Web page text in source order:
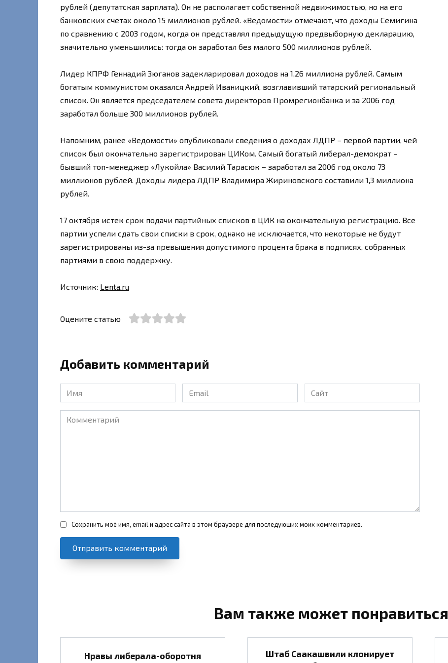
рублей (депутатская зарплата). Он не располагает собственной недвижимостью, но на его
банковских счетах около 15 миллионов рублей. «Ведомости» отмечают, что доходы Семигина
по сравнению с 2003 годом, когда он представлял предыдущую предвыборную декларацию,
значительно уменьшились: тогда он заработал без малого 500 миллионов рублей.
Лидер КПРФ Геннадий Зюганов задекларировал доходов на 1,26 миллиона рублей. Самым
богатым коммунистом оказался Андрей Иваницкий, возглавивший татарский региональный
список. Он является председателем совета директоров Промрегионбанка и за 2006 год
заработал больше 300 миллионов рублей.
Напомним, ранее «Ведомости» опубликовали сведения о доходах ЛДПР – первой партии, чей
список был окончательно зарегистрирован ЦИКом. Самый богатый либерал-демократ –
бывший топ-менеджер «Лукойла» Василий Тарасюк – заработал за 2006 год около 73
миллионов рублей. Доходы лидера ЛДПР Владимира Жириновского составили 1,3 миллиона
рублей.
17 октября истек срок подачи партийных списков в ЦИК на окончательную регистрацию. Все
партии успели сдать свои списки в срок, однако не исключается, что некоторые не будут
зарегистрированы из-за превышения допустимого процента брака в подписях, собранных
партиями в свою поддержку.
Источник: Lenta.ru
Оцените статью
Добавить комментарий
Имя
*
Email
*
Сайт
Комментарий
Сохранить моё имя, email и адрес сайта в этом браузере для последующих моих комментариев.
Вам также может понравиться
Нравы либерала-оборотня
Штаб Саакашвили клонирует